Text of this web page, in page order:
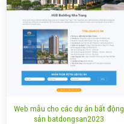
Web mẫu cho các dự án bất động
sản batdongsan2023